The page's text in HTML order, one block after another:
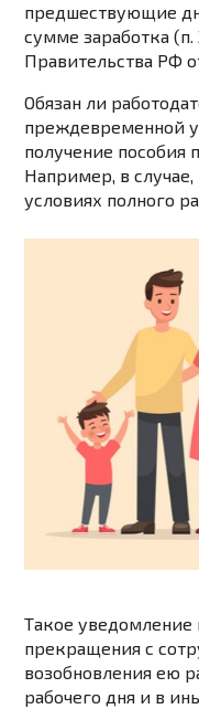
предшествующие
сумме заработка (п.
Правительства РФ
Обязан ли
преждевременной
получение пособия
Например, в
условиях полного
Такое уведомление
прекращения с
возобновления ею
рабочего дня и в